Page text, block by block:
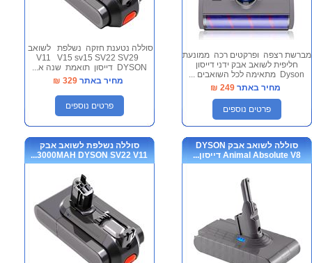
מברשת רצפה ופרקטים רכה ממונעת
חליפית לשואב אבק ידני דייסון
Dyson מתאימה לכל השואבים ...
מחיר באתר 249
₪
פרטים נוספים
סוללה נטענת חזקה נשלפת לשואב
V11 V15 sv15 SV22 SV29
DYSON דייסון תואמת שנה א...
מחיר באתר 329
₪
פרטים נוספים
סוללה לשואב אבק DYSON
Animal Absolute V8 דייסון...
סוללה נשלפת לשואב אבק
3000MAH DYSON SV22 V11...